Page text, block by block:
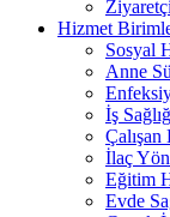
Hizmet
Sosyal
Anne
İş
İlaç
Eğitim
Evde